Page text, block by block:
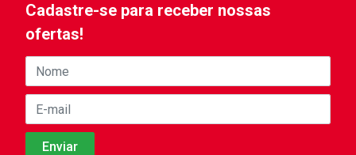
Cadastre-se para receber nossas
ofertas!